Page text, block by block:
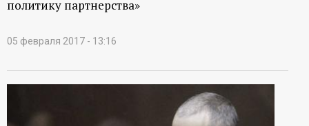
политику партнерства»
05 февраля 2017 - 13:16